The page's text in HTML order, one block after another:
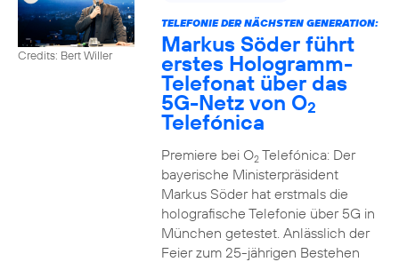
Credits: Bert Willer
TELEFONIE DER NÄCHSTEN GENERATION:
Markus Söder führt
erstes Hologramm-
Telefonat über das
5G-Netz von O2
Telefónica
Premiere bei O2Telefónica: Der
bayerische Ministerpräsident
Markus Söder hat erstmals die
holografische Telefonie über 5G in
München getestet. Anlässlich der
Feier zum 25-jährigen Bestehen